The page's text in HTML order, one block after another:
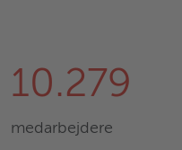
Powered by
10.279
medarbejdere